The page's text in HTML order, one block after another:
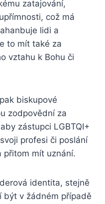
zatajování,
což má
lidi a
to mít také za
vztahu k Bohu či
biskupové
zodpovědní za
zástupci LGBTQI+
profesi či poslání
přitom mít uznání.
identita, stejně
být v žádném případě